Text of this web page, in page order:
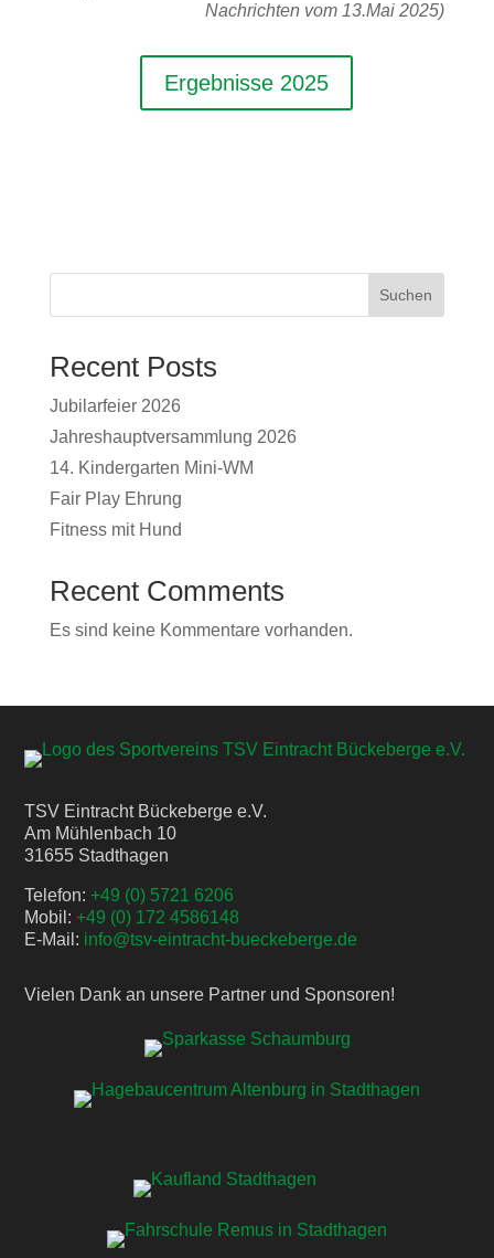
Nachrichten vom 13.Mai 2025)
Ergebnisse 2025
Suchen
Recent Posts
Jubilarfeier 2026
Jahreshauptversammlung 2026
14. Kindergarten Mini-WM
Fair Play Ehrung
Fitness mit Hund
Recent Comments
Es sind keine Kommentare vorhanden.
TSV Eintracht Bückeberge e.V.
Am Mühlenbach 10
31655 Stadthagen
Telefon:+49 (0) 5721 6206
Mobil:+49 (0) 172 4586148
E-Mail: info@tsv-eintracht-bueckeberge.de
Vielen Dank an unsere Partner und Sponsoren!